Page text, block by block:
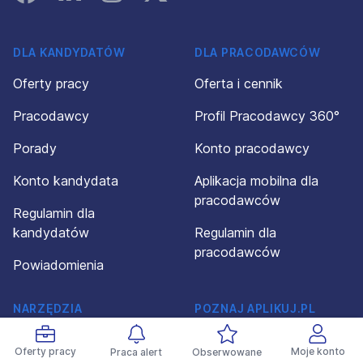
Oferty pracy Praca alert Obserwowane Moje konto
DLA KANDYDATÓW
Oferty pracy
Pracodawcy
Porady
Konto kandydata
Regulamin dla
kandydatów
Powiadomienia
DLA PRACODAWCÓW
Oferta i cennik
Profil Pracodawcy 360°
Konto pracodawcy
Aplikacja mobilna dla
pracodawców
Regulamin dla
pracodawców
NARZĘDZIA
I ROZWIĄZANIA
Kreator CV
POZNAJ APLIKUJ.PL
O firmie